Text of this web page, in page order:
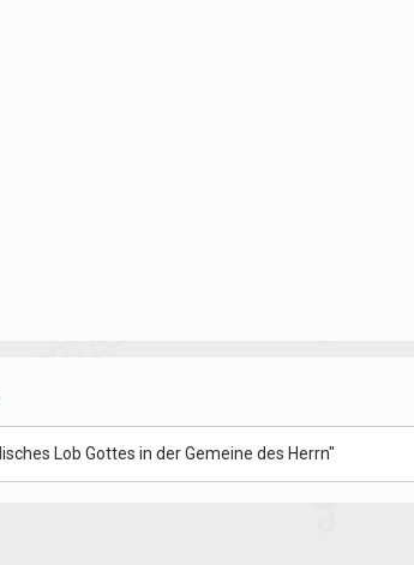
Lob Gottes in der Gemeine des Herrn"